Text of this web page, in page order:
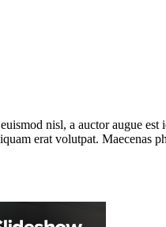
nisl, a auctor augue
erat volutpat. Maecenas